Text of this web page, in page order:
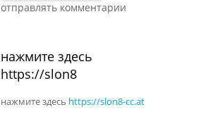
отправлять комментарии
нажмите здесь
https://slon8
нажмите здесь https://slon8-cc.at